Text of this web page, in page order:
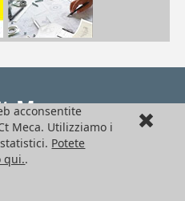
Meca
!
in Italia
acconsentite
Meca. Utilizziamo i
Potete
qui..